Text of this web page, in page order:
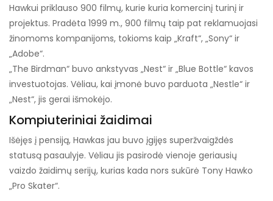
Hawkui priklauso 900 filmų, kurie kuria komercinį turinį ir
projektus. Pradėta 1999 m., 900 filmų taip pat reklamuojasi
žinomoms kompanijoms, tokioms kaip „Kraft“, „Sony“ ir
„Adobe“.
„The Birdman“ buvo ankstyvas „Nest“ ir „Blue Bottle“ kavos
investuotojas. Vėliau, kai įmonė buvo parduota „Nestle“ ir
„Nest“, jis gerai išmokėjo.
Kompiuteriniai žaidimai
Išėjęs į pensiją, Hawkas jau buvo įgijęs superžvaigždės
statusą pasaulyje. Vėliau jis pasirodė vienoje geriausių
vaizdo žaidimų serijų, kurias kada nors sukūrė Tony Hawko
„Pro Skater“.